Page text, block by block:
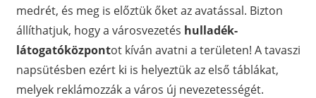
medrét, és meg is előztük őket az avatással. Bizton
állíthatjuk, hogy a városvezetés hulladék-
látogatóközpontot kíván avatni a területen! A tavaszi
napsütésben ezért ki is helyeztük az első táblákat,
melyek reklámozzák a város új nevezetességét.